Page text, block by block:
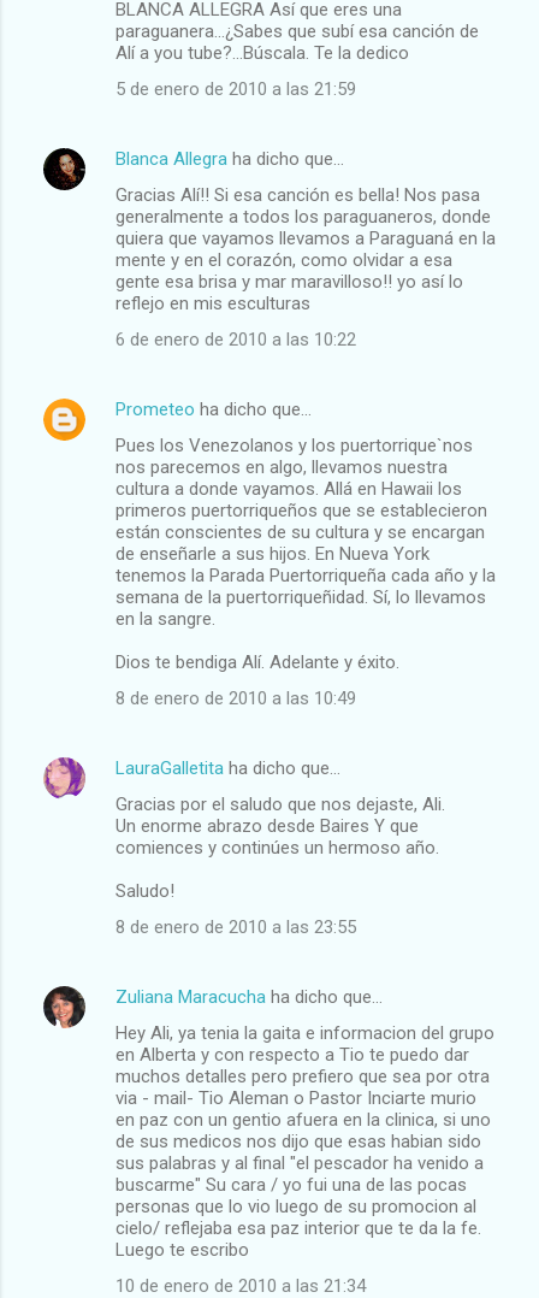
BLANCA ALLEGRA Así que eres una
paraguanera...¿Sabes que subí esa canción de
Alí a you tube?...Búscala. Te la dedico
5 de enero de 2010 a las 21:59
Blanca Allegra ha dicho que…
Gracias Alí!! Si esa canción es bella! Nos pasa
generalmente a todos los paraguaneros, donde
quiera que vayamos llevamos a Paraguaná en la
mente y en el corazón, como olvidar a esa
gente esa brisa y mar maravilloso!! yo así lo
reflejo en mis esculturas
6 de enero de 2010 a las 10:22
Prometeo ha dicho que…
Pues los Venezolanos y los puertorrique`nos
nos parecemos en algo, llevamos nuestra
cultura a donde vayamos. Allá en Hawaii los
primeros puertorriqueños que se establecieron
están conscientes de su cultura y se encargan
de enseñarle a sus hijos. En Nueva York
tenemos la Parada Puertorriqueña cada año y la
semana de la puertorriqueñidad. Sí, lo llevamos
en la sangre.
Dios te bendiga Alí. Adelante y éxito.
8 de enero de 2010 a las 10:49
LauraGalletita ha dicho que…
Gracias por el saludo que nos dejaste, Ali.
Un enorme abrazo desde Baires Y que
comiences y continúes un hermoso año.
Saludo!
8 de enero de 2010 a las 23:55
Zuliana Maracucha ha dicho que…
Hey Ali, ya tenia la gaita e informacion del grupo
en Alberta y con respecto a Tio te puedo dar
muchos detalles pero prefiero que sea por otra
via - mail- Tio Aleman o Pastor Inciarte murio
en paz con un gentio afuera en la clinica, si uno
de sus medicos nos dijo que esas habian sido
sus palabras y al final "el pescador ha venido a
buscarme" Su cara / yo fui una de las pocas
personas que lo vio luego de su promocion al
cielo/ reflejaba esa paz interior que te da la fe.
Luego te escribo
10 de enero de 2010 a las 21:34